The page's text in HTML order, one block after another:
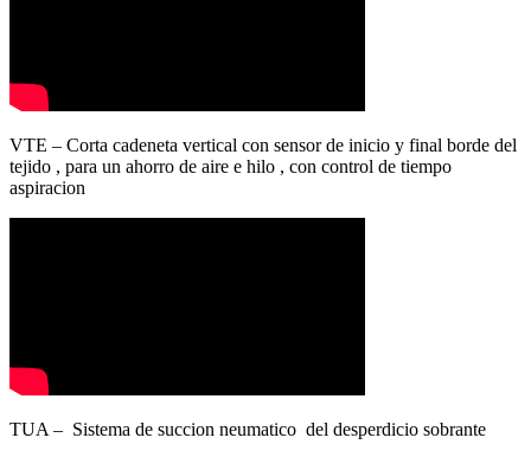
VTE – Corta cadeneta vertical con sensor de inicio y final borde del
tejido , para un ahorro de aire e hilo , con control de tiempo
aspiracion
TUA – Sistema de succion neumatico del desperdicio sobrante